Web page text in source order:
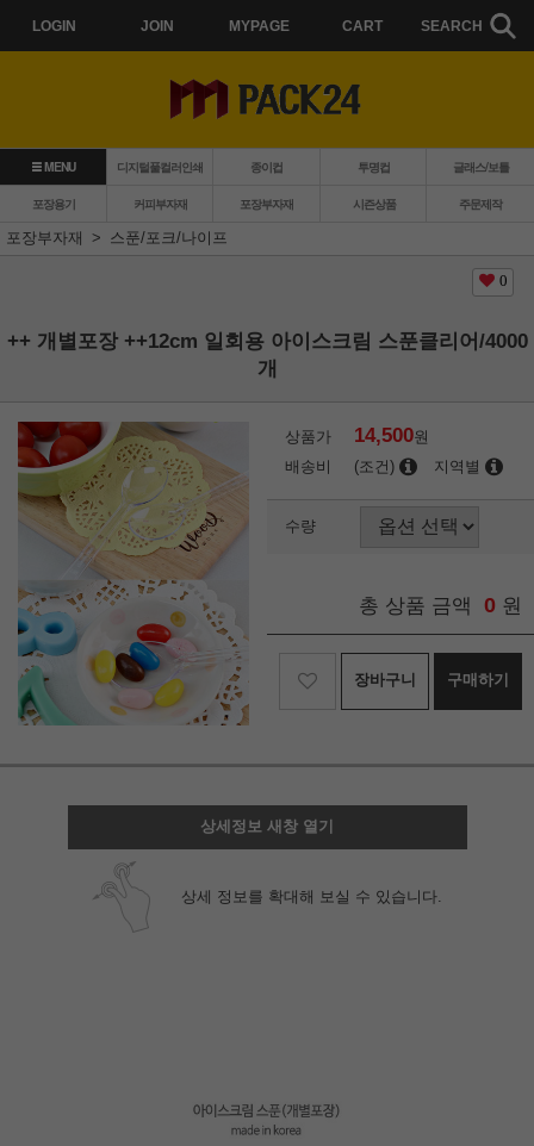
LOGIN JOIN MYPAGE CART SEARCH
MENU 디지털풀컬러인쇄 종이컵 투명컵 글래스/보틀
포장용기 커피부자재 포장부자재 시즌상품
주문제작
포장부자재
스푼/포크/나이프
0
++ 개별포장 ++12cm 일회용 아이스크림 스푼클리어/4000
개
상품가 14,500원
배송비
(조건) 지역별
수량
총 상품 금액 0 원
장바구니 구매하기
상세정보 새창 열기
상세 정보를 확대해 보실 수 있습니다.